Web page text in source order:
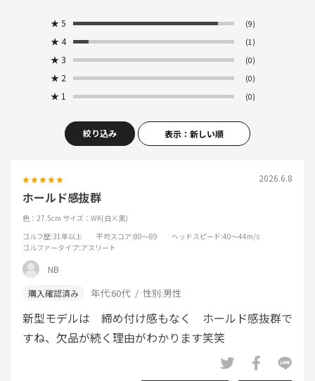
★ 5 (9)
★ 4 (1)
★ 3 (0)
★ 2 (0)
★ 1 (0)
絞り込み 表示：新しい順
2026.6.8
ホールド感抜群
色：27.5cm サイズ：WK(白×黒)
ゴルフ歴:31年以上 平均スコア:80～89 ヘッドスピード:40～44m/s
ゴルファータイプ:アスリート
NB
年代:60代 性別:男性
新型モデルは 締め付け感もなく ホールド感抜群で
すね、欠品が続く理由がわかります笑笑